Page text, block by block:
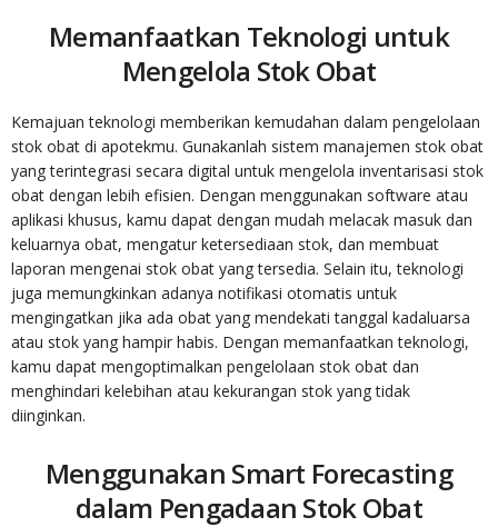
Memanfaatkan Teknologi untuk
Mengelola Stok Obat
Kemajuan teknologi memberikan kemudahan dalam pengelolaan
stok obat di apotekmu. Gunakanlah sistem manajemen stok obat
yang terintegrasi secara digital untuk mengelola inventarisasi stok
obat dengan lebih efisien. Dengan menggunakan software atau
aplikasi khusus, kamu dapat dengan mudah melacak masuk dan
keluarnya obat, mengatur ketersediaan stok, dan membuat
laporan mengenai stok obat yang tersedia. Selain itu, teknologi
juga memungkinkan adanya notifikasi otomatis untuk
mengingatkan jika ada obat yang mendekati tanggal kadaluarsa
atau stok yang hampir habis. Dengan memanfaatkan teknologi,
kamu dapat mengoptimalkan pengelolaan stok obat dan
menghindari kelebihan atau kekurangan stok yang tidak
diinginkan.
Menggunakan Smart Forecasting
dalam Pengadaan Stok Obat